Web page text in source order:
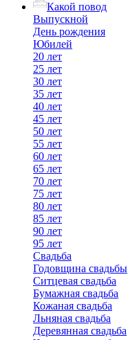
Какой повод
Выпускной
День рождения
Юбилей
20 лет
25 лет
30 лет
35 лет
40 лет
45 лет
50 лет
55 лет
60 лет
65 лет
70 лет
75 лет
80 лет
85 лет
90 лет
95 лет
Свадьба
Годовщина свадьбы
Ситцевая свадьба
Бумажная свадьба
Кожаная свадьба
Льняная свадьба
Деревянная свадьба